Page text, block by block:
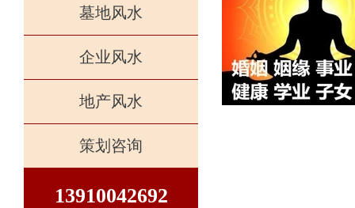
墓地风水
企业风水
地产风水
策划咨询
13910042692